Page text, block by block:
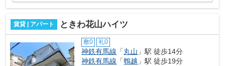
賃貸 | アパート ときわ花山ハイツ
敷0 礼0
神鉄有馬線 「丸山 」駅 徒歩14分
神鉄有馬線 「鵯越 」駅 徒歩19分